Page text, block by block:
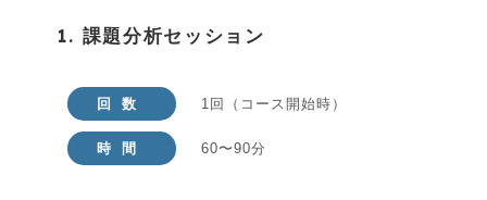
1. 課題分析セッション
回数 1回（コース開始時）
時間 60〜90分